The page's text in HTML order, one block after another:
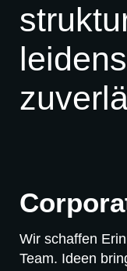
Jobs
Kontakt
Impressum
Wir schaffen
Team. Ideen